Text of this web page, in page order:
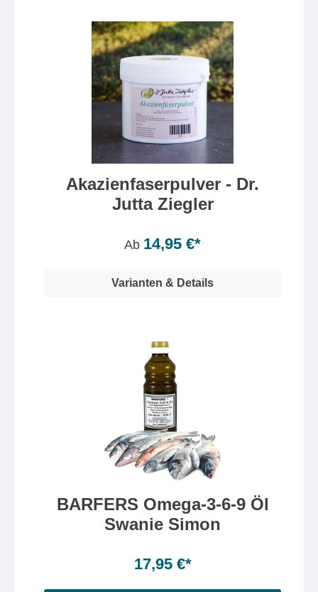
Akazienfaserpulver - Dr.
Jutta Ziegler
Ab 14,95 €*
Varianten & Details
BARFERS Omega-3-6-9 Öl
Swanie Simon
17,95 €*